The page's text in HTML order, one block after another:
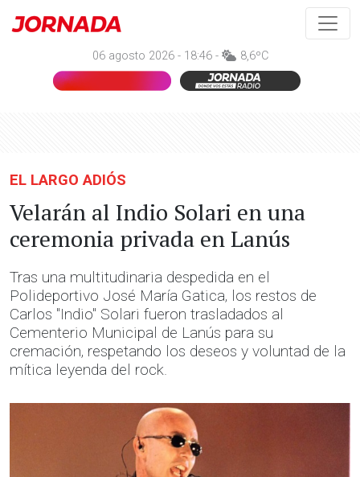
06 agosto 2026 - 18:46 - 8,6ºC
EL LARGO ADIÓS
Velarán al Indio Solari en una
ceremonia privada en Lanús
Tras una multitudinaria despedida en el
Polideportivo José María Gatica, los restos de
Carlos "Indio" Solari fueron trasladados al
Cementerio Municipal de Lanús para su
cremación, respetando los deseos y voluntad de la
mítica leyenda del rock.